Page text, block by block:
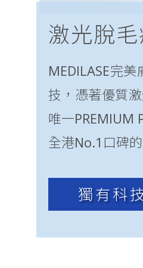
激光脫
MEDILASE完
技，憑著優質
唯一PREMIUM
全港No.1口碑
獨有科